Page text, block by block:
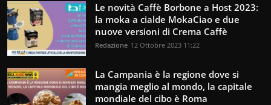
Le novità Caffè Borbone a Host 2023:
la moka a cialde MokaCiao e due
nuove versioni di Crema Caffè
Redazione 12 Ottobre 2023 11:22
La Campania è la regione dove si
mangia meglio al mondo, la capitale
mondiale del cibo è Roma